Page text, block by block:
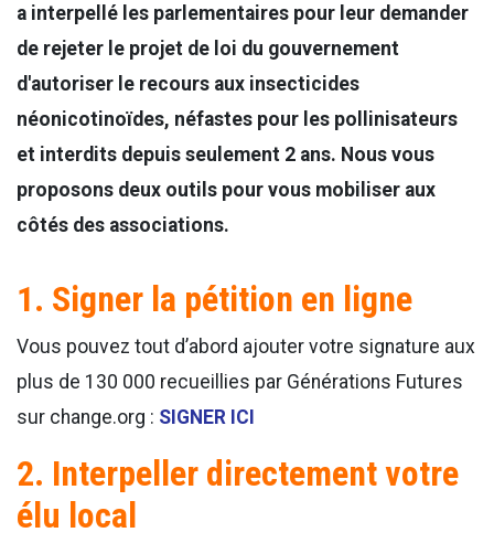
a interpellé les parlementaires pour leur demander
de rejeter le projet de loi du gouvernement
d'autoriser le recours aux insecticides
néonicotinoïdes, néfastes pour les pollinisateurs
et interdits depuis seulement 2 ans. Nous vous
proposons deux outils pour vous mobiliser aux
côtés des associations.
1. Signer la pétition en ligne
Vous pouvez tout d’abord ajouter votre signature aux
plus de 130 000 recueillies par Générations Futures
sur change.org : SIGNER ICI
2. Interpeller directement votre
élu local